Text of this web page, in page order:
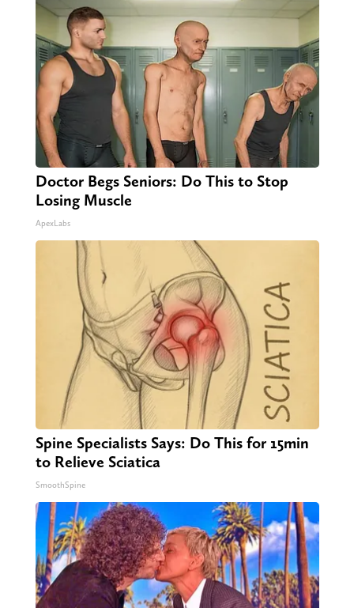
Doctor Begs Seniors: Do This to Stop
Losing Muscle
ApexLabs
Spine Specialists Says: Do This for 15min
to Relieve Sciatica
SmoothSpine